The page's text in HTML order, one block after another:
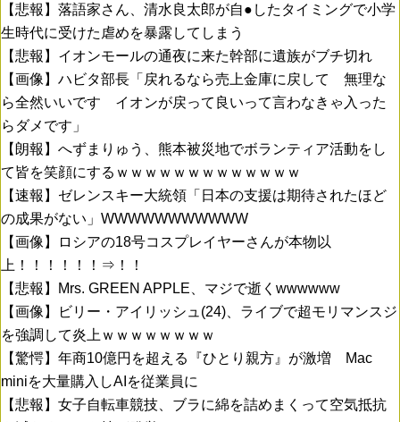
【悲報】落語家さん、清水良太郎が自●したタイミングで小学
生時代に受けた虐めを暴露してしまう
【悲報】イオンモールの通夜に来た幹部に遺族がブチ切れ
【画像】ハビタ部長「戻れるなら売上金庫に戻して 無理な
ら全然いいです イオンが戻って良いって言わなきゃ入った
らダメです」
【朗報】へずまりゅう、熊本被災地でボランティア活動をし
て皆を笑顔にするｗｗｗｗｗｗｗｗｗｗｗｗｗ
【速報】ゼレンスキー大統領「日本の支援は期待されたほど
の成果がない」WWWWWWWWWWW
【画像】ロシアの18号コスプレイヤーさんが本物以
上！！！！！！⇒！！
【悲報】Mrs. GREEN APPLE、マジで逝くwwwwww
【画像】ビリー・アイリッシュ(24)、ライブで超モリマンスジ
を強調して炎上ｗｗｗｗｗｗｗｗ
【驚愕】年商10億円を超える『ひとり親方』が激増 Mac
miniを大量購入しAIを従業員に
【悲報】女子自転車競技、ブラに綿を詰めまくって空気抵抗